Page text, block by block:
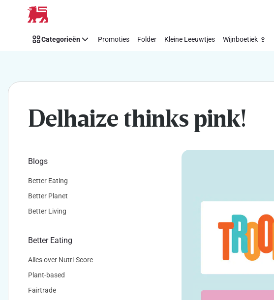
Overslaan
Makkelijk
Categorieën Promoties Folder Kleine Leeuwtjes Wijnboetiek 🍷
Delhaize thinks pink!
Blogs
Better Eating
Better Planet
Better Living
Better Eating
Alles over Nutri-Score
Plant-based
Fairtrade